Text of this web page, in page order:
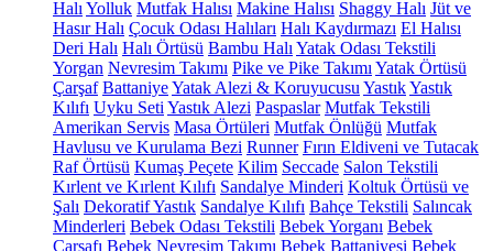
Halı Yolluk Mutfak Halısı Makine Halısı Shaggy Halı Jüt ve
Hasır Halı Çocuk Odası Halıları Halı Kaydırmazı El Halısı
Deri Halı Halı Örtüsü Bambu Halı Yatak Odası Tekstili
Yorgan Nevresim Takımı Pike ve Pike Takımı Yatak Örtüsü
Çarşaf BattaniyeYatak Alezi & Koruyucusu YastıkYastık
Kılıfı Uyku Seti Yastık Alezi Paspaslar Mutfak Tekstili
Amerikan Servis Masa Örtüleri Mutfak Önlüğü Mutfak
Havlusu ve Kurulama Bezi Runner Fırın Eldiveni ve Tutacak
Raf Örtüsü Kumaş Peçete Kilim Seccade Salon Tekstili
Kırlent ve Kırlent Kılıfı Sandalye Minderi Koltuk Örtüsü ve
Şalı Dekoratif Yastık Sandalye Kılıfı Bahçe Tekstili Salıncak
Minderleri Bebek Odası Tekstili Bebek Yorganı Bebek
Çarşafı Bebek Nevresim Takımı Bebek Battaniyesi Bebek